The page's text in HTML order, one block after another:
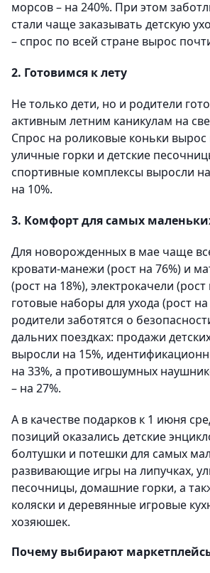
морсов – на 240%. При этом
стали чаще заказывать детскую
– спрос по всей стране вырос
2. Готовимся к лету
Не только дети, но и родители
активным летним каникулам на
Спрос на роликовые коньки вырос
уличные горки и детские
спортивные комплексы выросли
на 10%.
3. Комфорт для самых
Для новорожденных в мае чаще
кровати-манежи (рост на 76%) и
(рост на 18%), электрокачели (рост
готовые наборы для ухода (рост
родители заботятся о
дальних поездках: продажи
выросли на 15%,
на 33%, а противошумных
– на 27%.
А в качестве подарков к 1 июня
позиций оказались детские
болтушки и потешки для самых
развивающие игры на липучках,
песочницы, домашние горки, а
коляски и деревянные игровые
хозяюшек.
Почему выбирают